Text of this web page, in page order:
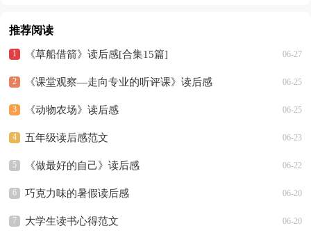
推荐阅读
《草船借箭》读后感[合集15篇] 06-27
《课堂观察—走向专业的听评课》读后感 06-25
《动物农场》读后感 06-25
五年级读后感范文 06-23
《做最好的自己》读后感 06-22
巧克力味的暑假读后感 06-20
大学生读书心得范文 06-20